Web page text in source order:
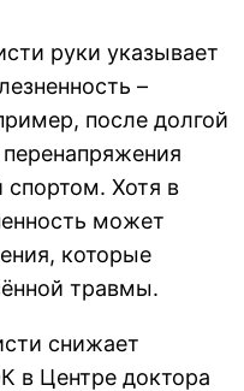
руки указывает
–
после долгой
спортом. Хотя в
может
которые
травмы.
снижает
в Центре доктора